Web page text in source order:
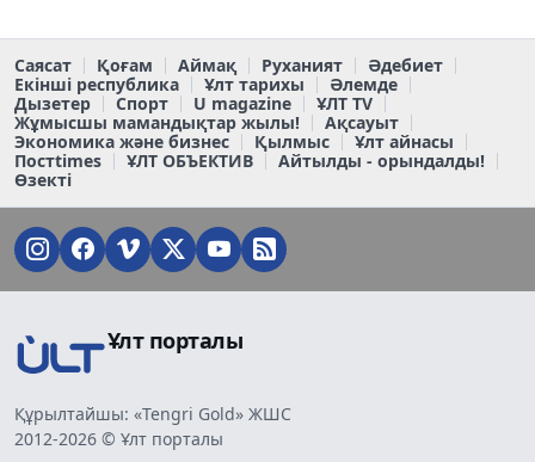
Саясат Қоғам Аймақ Руханият
Әдебиет
Екінші республика
Ұлт тарихы
Әлемде
Дызетер
Спорт U magazine
ҰЛТ TV
Жұмысшы мамандықтар жылы!
Ақсауыт
Экономика және бизнес
Қылмыс
Ұлт айнасы
Постtimes
ҰЛТ ОБЪЕКТИВ
Айтылды - орындалды!
Өзекті
Ұлт порталы
Құрылтайшы: «Tengri Gold» ЖШС
2012-2026 © Ұлт порталы